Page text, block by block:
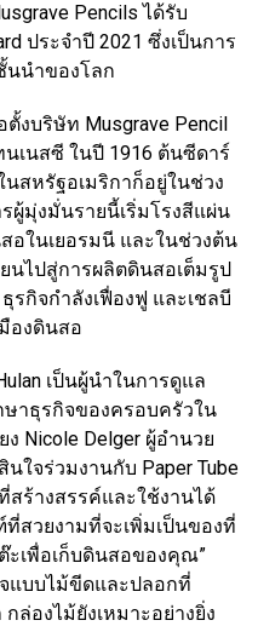
Pencils ได้รับ
ประจำปี 2021 ซึ่งเป็นการ
นำของโลก
ตั้งบริษัท Musgrave Pencil
นเนสซี ในปี 1916 ต้นซีดาร์
สหรัฐอเมริกาก็อยู่ในช่วง
ผู้มุ่งมั่นรายนี้เริ่มโรงสีแผ่น
อในเยอรมนี และในช่วงต้น
นไปสู่การผลิตดินสอเต็มรูป
รกิจกำลังเฟื่องฟู และเชลบี
องดินสอ
เป็นผู้นำในการดูแล
าธุรกิจของครอบครัวใน
Nicole Delger ผู้อำนวย
ใจร่วมงานกับ Paper Tube
ร้างสรรค์และใช้งานได้
ที่สวยงามที่จะเพิ่มเป็นของที่
ะเพื่อเก็บดินสอของคุณ”
แบบไม้ขีดและปลอกที่
ล่องไม้ยังเหมาะอย่างยิ่ง